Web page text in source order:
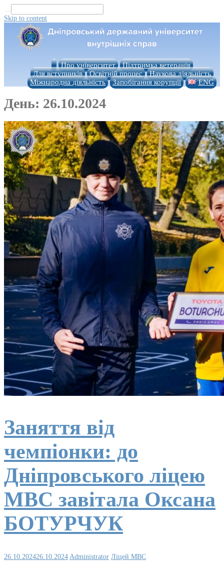
...
Skip to content
Про університет
Підтримка ветеранів
Для вступників
Освітній процес
Наукова діяльність
Міжнародна діяльність
Запобігання корупції ENG
День: 26.10.2024
Заняття від
чемпіонки: до
Дніпровського ліцею
МВС завітала Оксана
БОТУРЧУК
26.10.202426.10.2024 Administrator Ліцей МВС